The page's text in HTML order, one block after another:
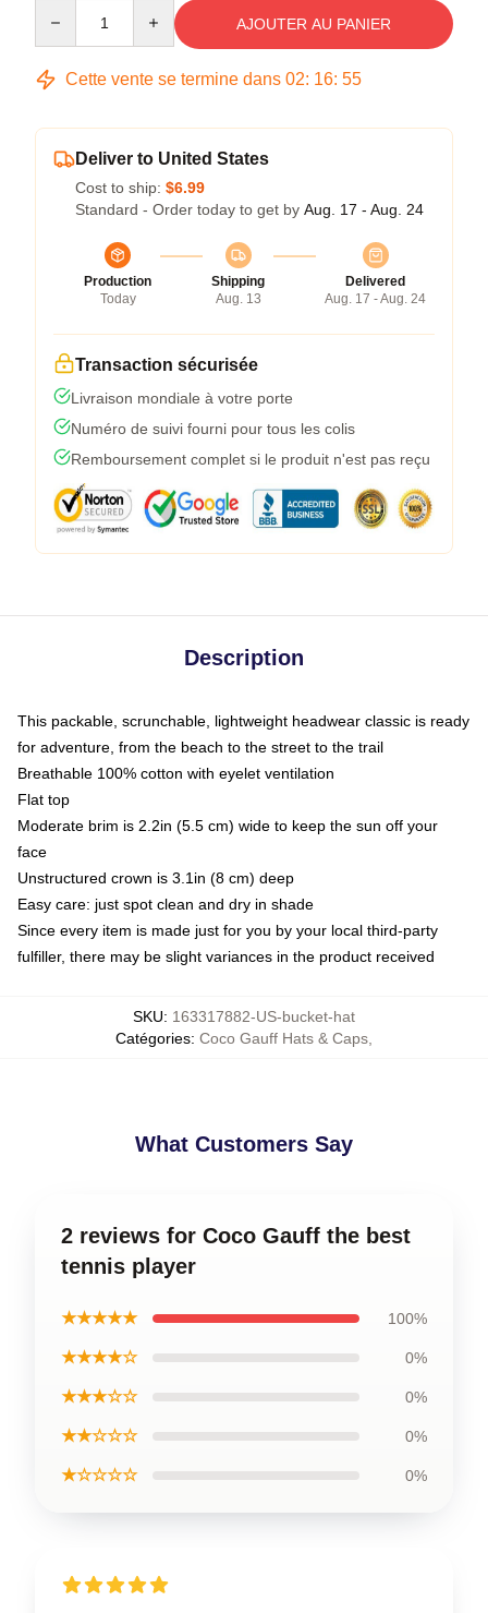
AJOUTER AU PANIER
Cette vente se termine dans 02: 16: 54
Deliver to United States
Cost to ship: $6.99
Standard - Order today to get by Aug. 17 - Aug. 24
Production
Today
Shipping
Aug. 13
Delivered
Aug. 17 - Aug. 24
Transaction sécurisée
Livraison mondiale à votre porte
Numéro de suivi fourni pour tous les colis
Remboursement complet si le produit n'est pas reçu
Description
This packable, scrunchable, lightweight headwear classic is ready
for adventure, from the beach to the street to the trail
Breathable 100% cotton with eyelet ventilation
Flat top
Moderate brim is 2.2in (5.5 cm) wide to keep the sun off your
face
Unstructured crown is 3.1in (8 cm) deep
Easy care: just spot clean and dry in shade
Since every item is made just for you by your local third-party
fulfiller, there may be slight variances in the product received
SKU: 163317882-US-bucket-hat
Catégories: Coco Gauff Hats & Caps
What Customers Say
2 reviews for Coco Gauff the best
tennis player
★★★★★ 100%
★★★★☆ 0%
★★★☆☆ 0%
★★☆☆☆ 0%
★☆☆☆☆ 0%